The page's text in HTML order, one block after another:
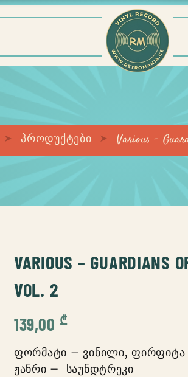
პროდუქტები Various –
VARIOUS – GUARDIANS
VOL. 2
139,00 ₾
ფორმატი – ვინილი, ფირფიტა
ჟანრი – საუნდტრეკი